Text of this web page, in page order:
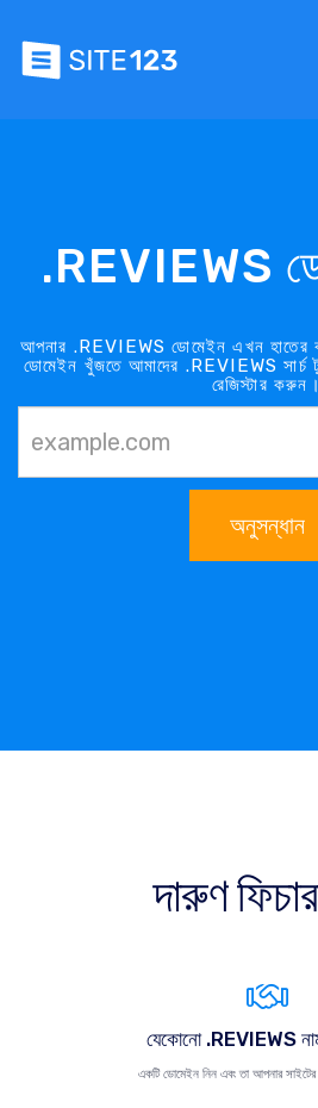
.REVIEWS
আপনার .REVIEWS ডোমেইন এখন হাতের
ডোমেইন খুঁজতে আমাদের .REVIEWS
রেজিস্টার করুন।
অনুসন্ধান
দারুণ
যেকোনো .REVIEWS
একটি ডোমেইন নিন এবং তা আপনার